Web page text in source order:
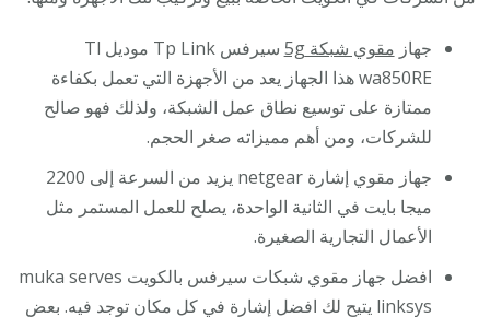
جهاز مقوي شبكة 5g
سيرفس Tp Link موديل Tl
wa850RE هذا الجهاز يعد من الأجهزة التي تعمل بكفاءة
ممتازة على توسيع نطاق عمل الشبكة، ولذلك فهو صالح
للشركات، ومن أهم مميزاته صغر الحجم.
جهاز مقوي إشارة netgear يزيد من السرعة إلى 2200
ميجا بايت في الثانية الواحدة، يصلح للعمل المستمر مثل
الأعمال التجارية الصغيرة.
افضل جهاز مقوي شبكات سيرفس بالكويت muka serves
linksys يتيح لك افضل إشارة في كل مكان توجد فيه. بعض